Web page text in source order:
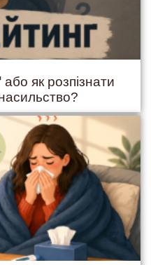
як розпізнати